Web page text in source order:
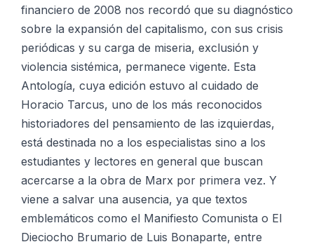
financiero de 2008 nos recordó que su diagnóstico
sobre la expansión del capitalismo, con sus crisis
periódicas y su carga de miseria, exclusión y
violencia sistémica, permanece vigente. Esta
Antología, cuya edición estuvo al cuidado de
Horacio Tarcus, uno de los más reconocidos
historiadores del pensamiento de las izquierdas,
está destinada no a los especialistas sino a los
estudiantes y lectores en general que buscan
acercarse a la obra de Marx por primera vez. Y
viene a salvar una ausencia, ya que textos
emblemáticos como el Manifiesto Comunista o El
Dieciocho Brumario de Luis Bonaparte, entre